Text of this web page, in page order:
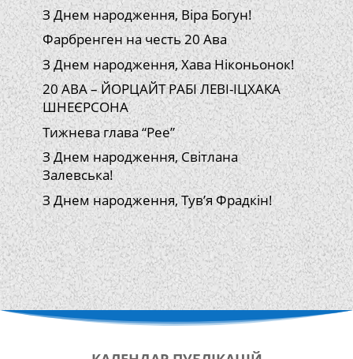
З Днем народження, Віра Богун!
Фарбренген на честь 20 Ава
З Днем народження, Хава Ніконьонок!
20 АВА – ЙОРЦАЙТ РАБІ ЛЕВІ-ІЦХАКА
ШНЕЄРСОНА
Тижнева глава “Рее”
З Днем народження, Світлана
Залевська!
З Днем народження, Тув’я Фрадкін!